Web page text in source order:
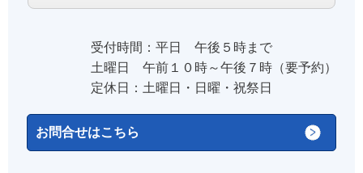
受付時間：平日 午後５時まで
土曜日 午前１０時～午後７時（要予約）
定休日：土曜日・日曜・祝祭日
お問合せはこちら